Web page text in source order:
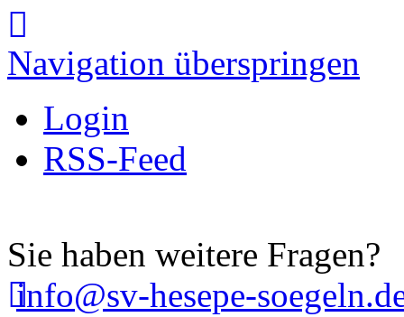
Navigation überspringen
Login
RSS-Feed
Sie haben weitere Fragen?
info@sv-hesepe-